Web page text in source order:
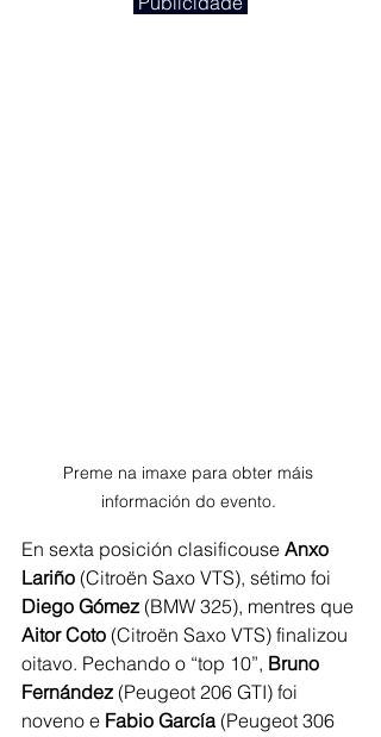
Preme na imaxe para obter máis
información do evento.
En sexta posición clasificouse Anxo
Lariño (Citroën Saxo VTS), sétimo foi
Diego Gómez (BMW 325), mentres que
Aitor Coto (Citroën Saxo VTS) finalizou
oitavo. Pechando o “top 10”, Bruno
Fernández (Peugeot 206 GTI) foi
noveno e Fabio García (Peugeot 306